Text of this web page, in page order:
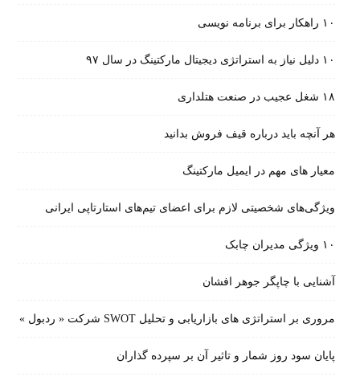
۱۰ راهکار برای برنامه نویسی
۱۰ دلیل نیاز به استراتژی دیجیتال مارکتینگ در سال ۹۷
۱۸ شغل عجیب در صنعت هتلداری
هر آنچه باید درباره قیف فروش بدانید
معیار های مهم در ایمیل مارکتینگ
ویژگی‌های شخصیتی لازم برای اعضای تیم‌های استارتاپی ایرانی
۱۰ ویژگی مدیران چابک
آشنایی با چاپگر جوهر افشان
مروری بر استراتژی های بازاریابی و تحلیل SWOT شرکت « ردبول »
پایان سود روز شمار و تاثیر آن بر سپرده گذاران